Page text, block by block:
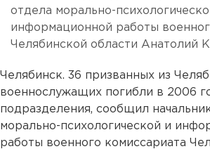
отдела морально-
информационной работы
Челябинской области Анатолий
Челябинск. 36 призванных из
военнослужащих погибли в 2006
подразделения, сообщил
морально-психологической и
работы военного комиссариата